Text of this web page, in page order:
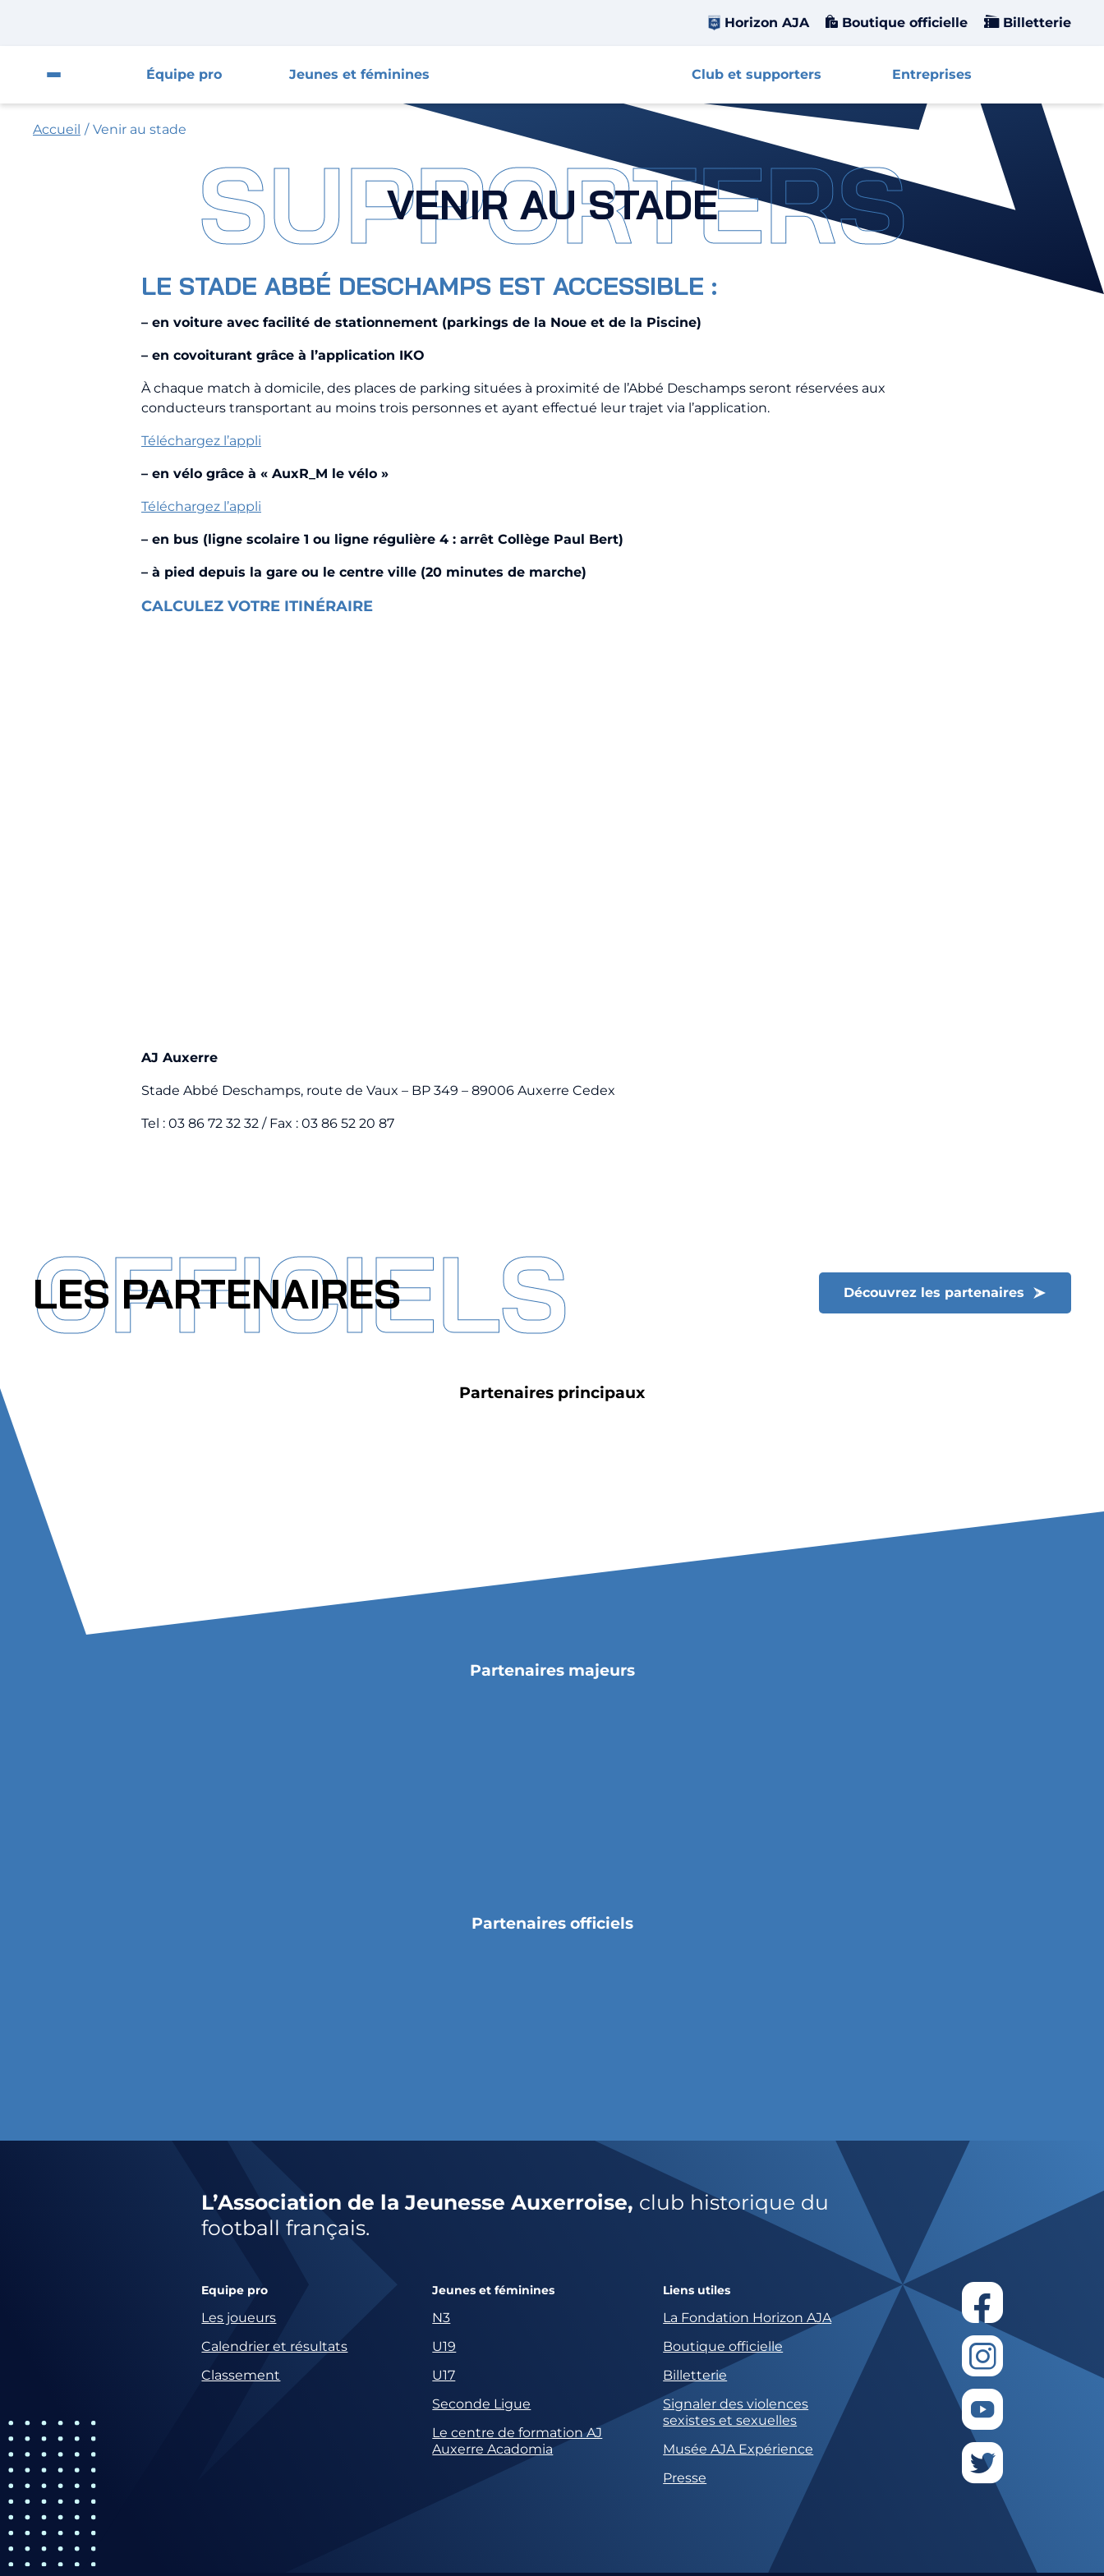
Horizon AJA Boutique officielle Billetterie
Ouvrir le menu du site
Équipe pro Jeunes et féminines Club et supporters Entreprises
Jeunes et féminines
Nous contacter
Horizon AJA
Billetterie
Fermer le menu
Accueil / Venir au stade
SUPPORTERS
VENIR AU STADE
LE STADE ABBÉ DESCHAMPS EST ACCESSIBLE :
– en voiture avec facilité de stationnement (parkings de la Noue et de la Piscine)
– en covoiturant grâce à l’application IKO
À chaque match à domicile, des places de parking situées à proximité de l’Abbé Deschamps seront réservées aux
conducteurs transportant au moins trois personnes et ayant effectué leur trajet via l’application.
Téléchargez l’appli
– en vélo grâce à « AuxR_M le vélo »
Téléchargez l’appli
– en bus (ligne scolaire 1 ou ligne régulière 4 : arrêt Collège Paul Bert)
– à pied depuis la gare ou le centre ville (20 minutes de marche)
CALCULEZ VOTRE ITINÉRAIRE
AJ Auxerre
Stade Abbé Deschamps, route de Vaux – BP 349 – 89006 Auxerre Cedex
Tel : 03 86 72 32 32 / Fax : 03 86 52 20 87
OFFICIELS
LES PARTENAIRES Découvrez les partenaires
Partenaires principaux
Partenaires majeurs
Partenaires officiels
L’Association de la Jeunesse Auxerroise, club historique du
football français.
Equipe pro
Les joueurs
Calendrier et résultats
Classement
Jeunes et féminines
N3
U19
U17
Seconde Ligue
Le centre de formation AJ
Auxerre Acadomia
Liens utiles
La Fondation Horizon AJA
Boutique officielle
Billetterie
Signaler des violences
sexistes et sexuelles
Musée AJA Expérience
Presse